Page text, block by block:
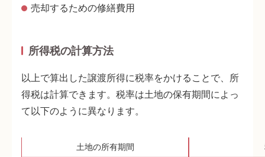
売却するための修繕費用
所得税の計算方法
以上で算出した譲渡所得に税率をかけることで、所
得税は計算できます。税率は土地の保有期間によっ
て以下のように異なります。
土地の所有期間